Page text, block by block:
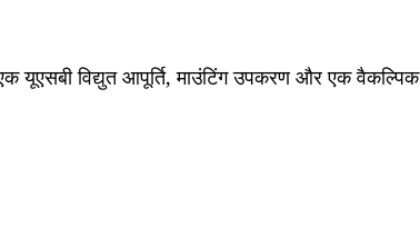
यूएसबी विद्युत आपूर्ति, माउंटिंग उपकरण और एक वैकल्पिक